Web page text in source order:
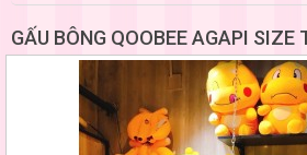
GẤU BÔNG QOOBEE AGAPI SIZE